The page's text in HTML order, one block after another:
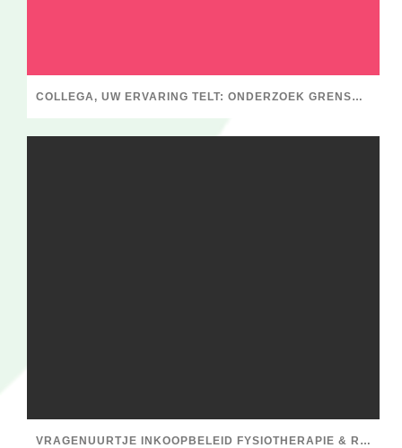
COLLEGA, UW ERVARING TELT: ONDERZOEK GRENSOVERSCHRIJDEND GEDRAG BINNEN DE FYSIOTHERAPIE
VRAGENUURTJE INKOOPBELEID FYSIOTHERAPIE & RESV, STEL JE VRAGEN!